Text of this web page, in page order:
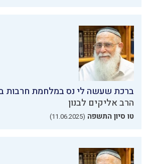
ברכת שעשה לי נס במלחמת חרבות
הרב אליקים לבנון
טו סיון התשפה (11.06.2025)